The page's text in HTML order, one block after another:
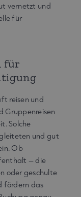
vernetzt und
für
für
reisen und
Gruppenreisen
Solche
und gut
Ob
– die
oder geschulte
fördern das